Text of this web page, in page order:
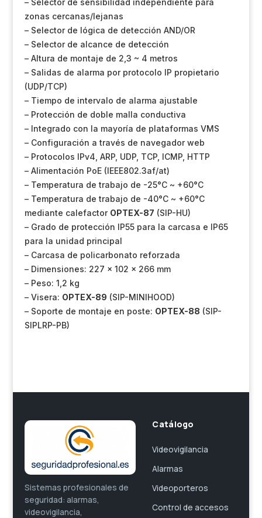
– Selector de sensibilidad independiente para
zonas cercanas/lejanas
– Selector de lógica de detección AND/OR
– Selector de alcance de detección
– Altura de montaje de 2,3 ~ 4 metros
– Salidas de alarma por protocolo IP propietario
(UDP/TCP)
– Tiempo de intervalo de alarma ajustable
– Protección de doble malla conductiva
– Integrado con la mayoría de plataformas VMS
– Configuración a través de navegador web
– Protocolos IPv4, ARP, UDP, TCP, ICMP, HTTP
– Alimentación PoE (IEEE802.3af/at)
– Temperatura de trabajo de -25°C ~ +60°C
– Temperatura de trabajo de -40°C ~ +60°C
mediante calefactor OPTEX-87 (SIP-HU)
– Grado de protección IP55 para la carcasa e IP65
para la unidad principal
– Carcasa de policarbonato reforzada
– Dimensiones: 227 x 102 x 266 mm
– Peso: 1,2 kg
– Visera: OPTEX-89 (SIP-MINIHOOD)
– Soporte de montaje en poste: OPTEX-88 (SIP-
SIPLRP-PB)
Sistemas profesionales de
seguridad: alarmas,
videovigilancia,
Catálogo
Videovigilancia
Alarmas
Videoporteros
Control de accesos